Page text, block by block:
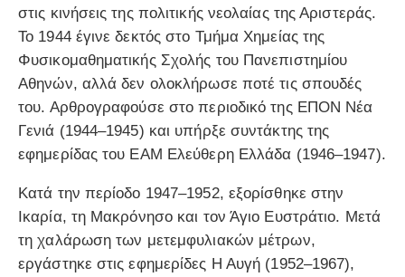
στις κινήσεις της πολιτικής νεολαίας της Αριστεράς.
Το 1944 έγινε δεκτός στο Τμήμα Χημείας της
Φυσικομαθηματικής Σχολής του Πανεπιστημίου
Αθηνών, αλλά δεν ολοκλήρωσε ποτέ τις σπουδές
του. Αρθρογραφούσε στο περιοδικό της ΕΠΟΝ Νέα
Γενιά (1944–1945) και υπήρξε συντάκτης της
εφημερίδας του ΕΑΜ Ελεύθερη Ελλάδα (1946–1947).
Κατά την περίοδο 1947–1952, εξορίσθηκε στην
Ικαρία, τη Μακρόνησο και τον Άγιο Ευστράτιο. Μετά
τη χαλάρωση των μετεμφυλιακών μέτρων,
εργάστηκε στις εφημερίδες Η Αυγή (1952–1967),